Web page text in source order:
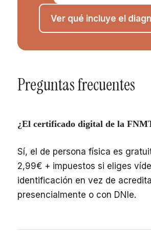
Ver qué incluye el
Preguntas frecuentes
¿El certificado digital de la
Sí, el de persona física es
2,99€ + impuestos si eliges
identificación en vez de
presencialmente o con DNIe.